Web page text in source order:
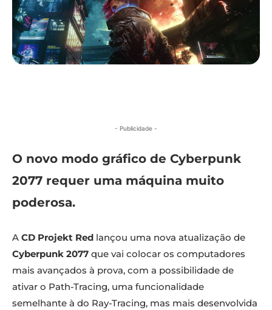
- Publicidade -
O novo modo gráfico de Cyberpunk
2077 requer uma máquina muito
poderosa.
A CD Projekt Red lançou uma nova atualização de
Cyberpunk 2077 que vai colocar os computadores
mais avançados à prova, com a possibilidade de
ativar o Path-Tracing, uma funcionalidade
semelhante à do Ray-Tracing, mas mais desenvolvida